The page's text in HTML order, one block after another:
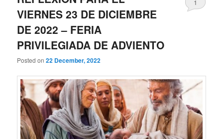
VIERNES 23 DE DICIEMBRE
DE 2022 – FERIA
PRIVILEGIADA DE ADVIENTO
Posted on22 December, 2022
1